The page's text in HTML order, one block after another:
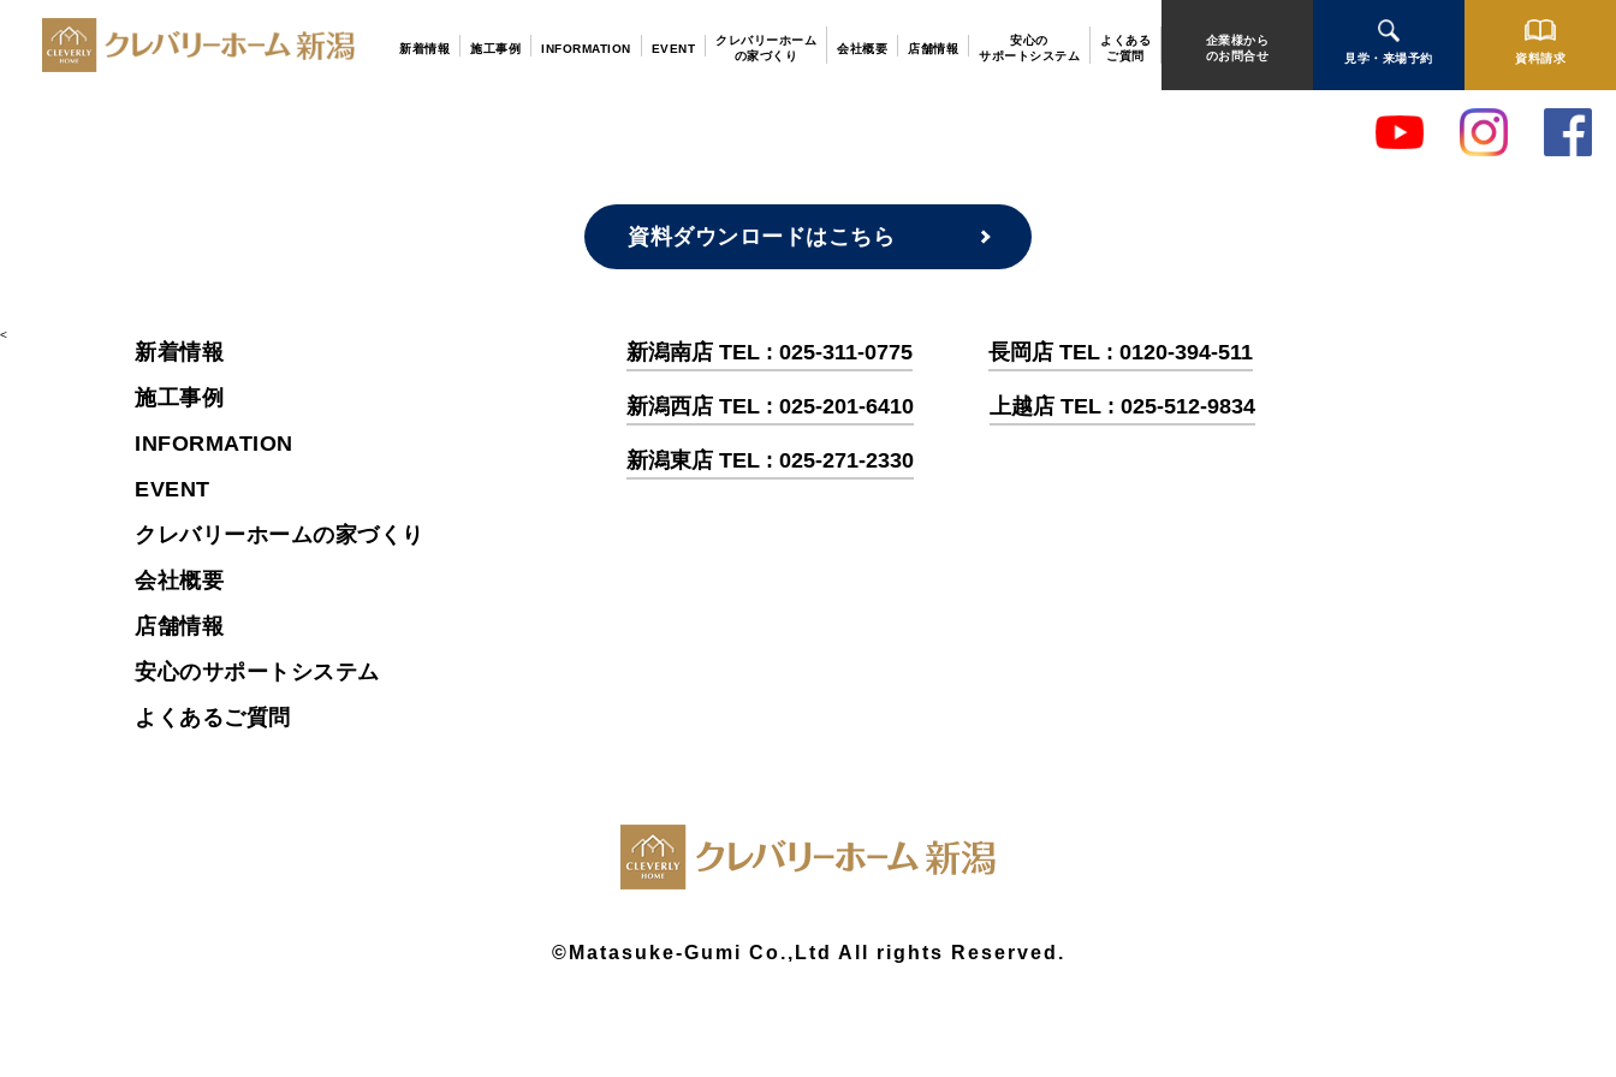
新着情報 施工事例 INFORMATION EVENT
クレバリーホーム
の家づくり
会社概要 店舗情報
安心の
サポートシステム
よくある
ご質問
企業様から
のお問合せ
見学・来場予約 資料請求
資料ダウンロードはこちら
<
新着情報
施工事例
INFORMATION
EVENT
クレバリーホームの家づくり
会社概要
店舗情報
安心のサポートシステム
よくあるご質問
新潟南店 TEL : 025-311-0775 長岡店 TEL : 0120-394-511
新潟西店 TEL : 025-201-6410 上越店 TEL : 025-512-9834
新潟東店 TEL : 025-271-2330
©Matasuke-Gumi Co.,Ltd All rights Reserved.